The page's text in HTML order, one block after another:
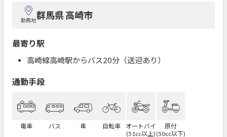
勤務地群馬県 高崎市
最寄り駅
高崎線高崎駅からバス20分（送迎あり）
通勤手段
電車 バス 車 自転車
オートバイ
(51cc以上)
原付
(50cc以下)